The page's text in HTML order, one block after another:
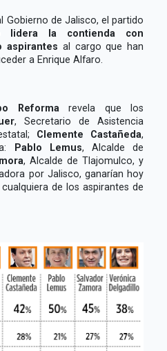
Gobierno de Jalisco, el partido
lidera la contienda con
aspirantes al cargo que han
a Enrique Alfaro.
Reforma revela que los
, Secretario de Asistencia
Clemente Castañeda,
Pablo Lemus, Alcalde de
, Alcalde de Tlajomulco, y
por Jalisco, ganarían hoy
de los aspirantes de